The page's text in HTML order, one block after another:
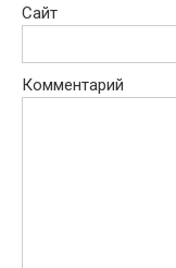
Сайт
Комментарий